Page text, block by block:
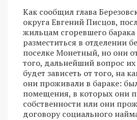
Как сообщил глава
округа Евгений Писцов,
жильцам сгоревшего
разместиться в отделении
поселке Монетный, но они
того, дальнейший вопрос
будет зависеть от того, на
они проживали в бараке:
помещения, в которых они
собственности или они
договору социального